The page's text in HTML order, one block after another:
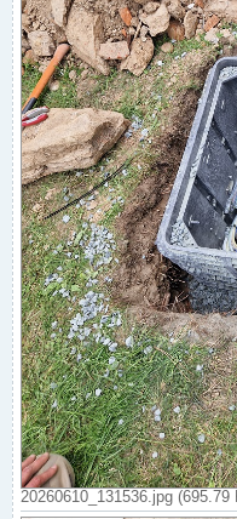
20260610_131536.jpg